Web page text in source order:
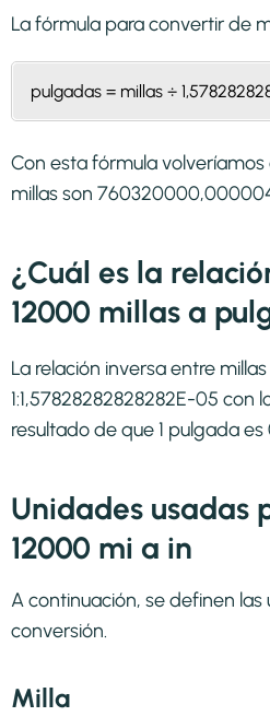
La fórmula para convertir de
pulgadas = millas ÷
Con esta fórmula
millas son
¿Cuál es la
12000 millas a
La relación inversa entre
1:1,57828282828282E-05 con
resultado de que 1 pulgada es
Unidades usadas
12000 mi a in
A continuación, se definen
conversión.
Milla